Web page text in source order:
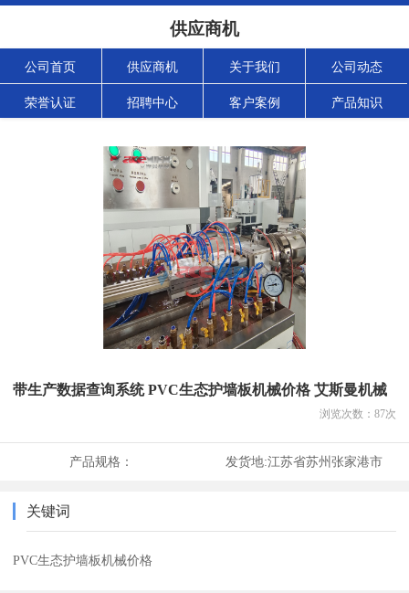
供应商机
公司首页 供应商机 关于我们 公司动态
荣誉认证 招聘中心 客户案例 产品知识
带生产数据查询系统 PVC生态护墙板机械价格 艾斯曼机械
浏览次数： 87次
产品规格： 发货地:江苏省苏州张家港市
关键词
PVC生态护墙板机械价格